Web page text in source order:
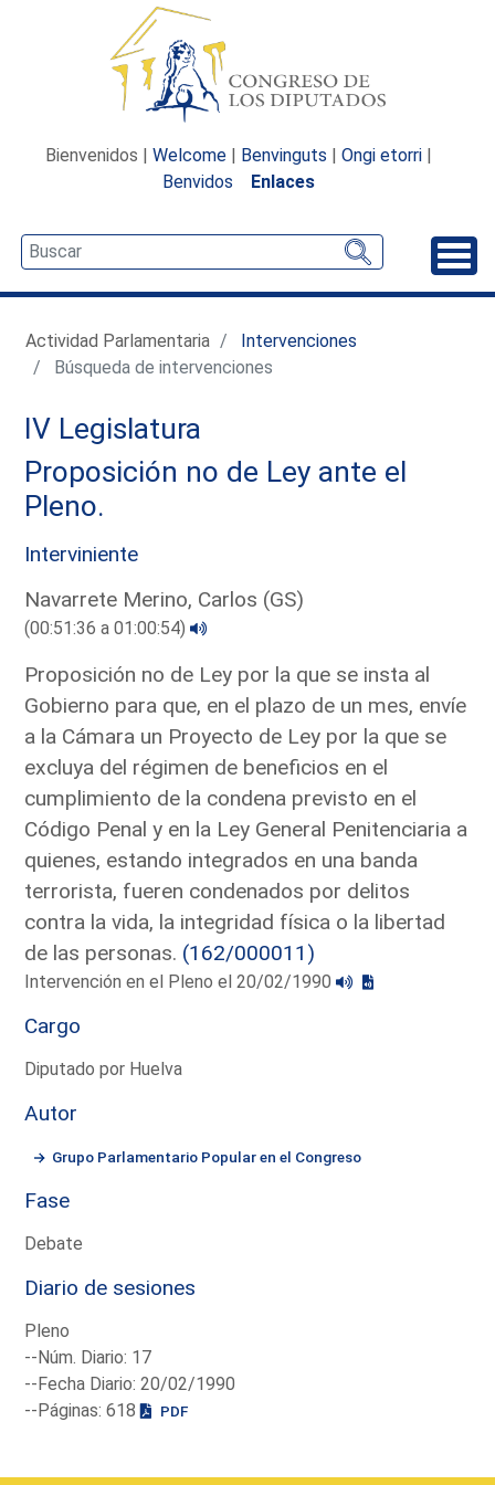
Bienvenidos | Welcome | Benvinguts | Ongi etorri |
Benvidos
Enlaces
Actividad Parlamentaria
Intervenciones
Búsqueda de intervenciones
IV Legislatura
Proposición no de Ley ante el
Pleno.
Interviniente
Navarrete Merino, Carlos (GS)
(00:51:36 a 01:00:54)
Proposición no de Ley por la que se insta al
Gobierno para que, en el plazo de un mes, envíe
a la Cámara un Proyecto de Ley por la que se
excluya del régimen de beneficios en el
cumplimiento de la condena previsto en el
Código Penal y en la Ley General Penitenciaria a
quienes, estando integrados en una banda
terrorista, fueren condenados por delitos
contra la vida, la integridad física o la libertad
de las personas. (162/000011)
Intervención en el Pleno el 20/02/1990
Cargo
Diputado por Huelva
Autor
Grupo Parlamentario Popular en el Congreso
Fase
Debate
Diario de sesiones
Pleno
--Núm. Diario: 17
--Fecha Diario: 20/02/1990
--Páginas: 618
PDF